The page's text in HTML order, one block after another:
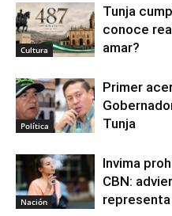
Cultura
Tunja
conoce
amar?
Política
Primer
Tunja
Nación
Invima
CBN:
representa